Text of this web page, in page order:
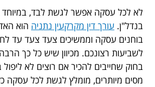
לא לכל עסקה אפשר לגשת לבד,
בנדל"ן. עורך דין מקרקעין נתניה הוא
בוחנים עסקה וממשיכים צעד צעד עד
לשביעות רצונכם. מכיוון שיש כל כך הרבה
בחוק שחייבים להכיר אם רוצים לא
מסים מיותרים, מומלץ לגשת לכל עסקה